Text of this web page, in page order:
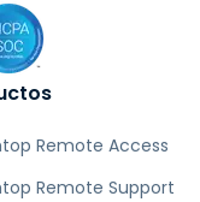
Remote Access
Remote Support